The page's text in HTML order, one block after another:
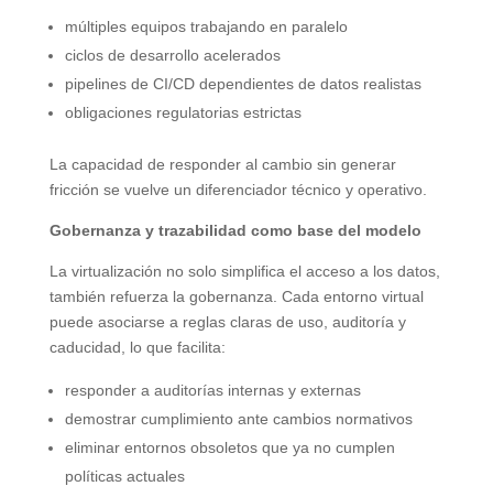
múltiples equipos trabajando en paralelo
ciclos de desarrollo acelerados
pipelines de CI/CD dependientes de datos realistas
obligaciones regulatorias estrictas
La capacidad de responder al cambio sin generar
fricción se vuelve un diferenciador técnico y operativo.
Gobernanza y trazabilidad como base del modelo
La virtualización no solo simplifica el acceso a los datos,
también refuerza la gobernanza. Cada entorno virtual
puede asociarse a reglas claras de uso, auditoría y
caducidad, lo que facilita:
responder a auditorías internas y externas
demostrar cumplimiento ante cambios normativos
eliminar entornos obsoletos que ya no cumplen
políticas actuales